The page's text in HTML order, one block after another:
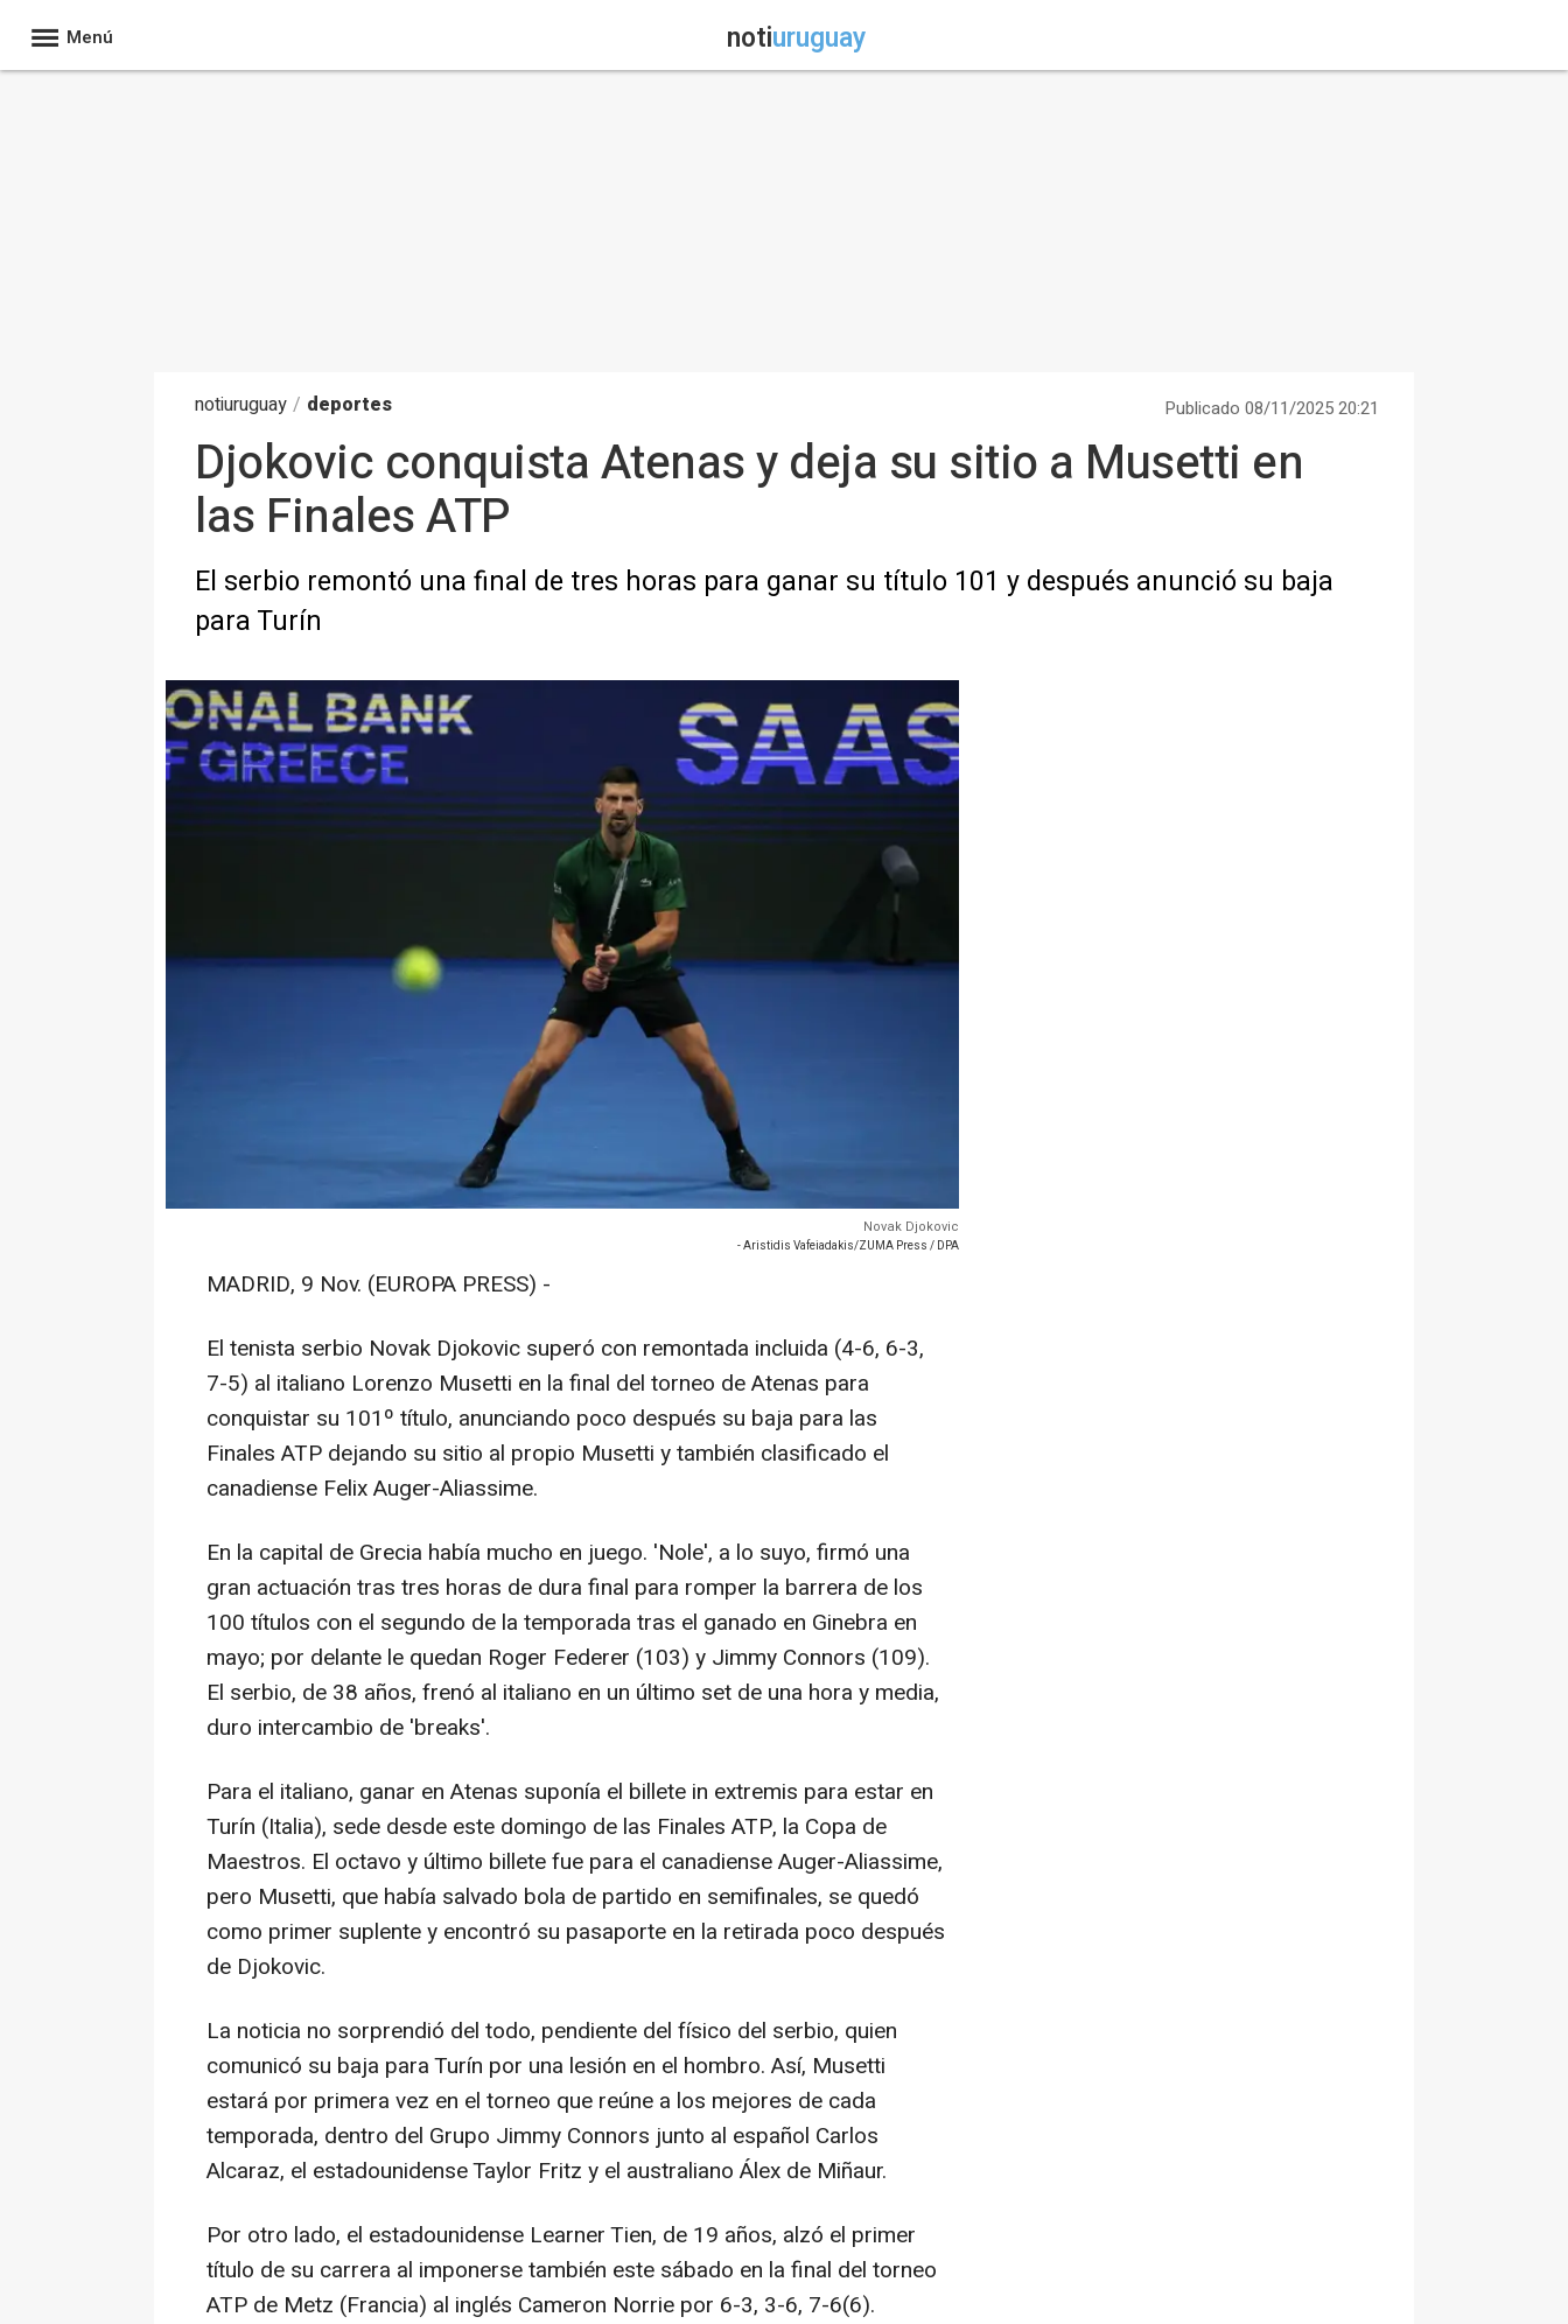
Menú notiuruguay
notiuruguay / deportes Publicado 08/11/2025 20:21
Djokovic conquista Atenas y deja su sitio a Musetti en
las Finales ATP
El serbio remontó una final de tres horas para ganar su título 101 y después anunció su baja
para Turín
Novak Djokovic
- Aristidis Vafeiadakis/ZUMA Press / DPA
MADRID, 9 Nov. (EUROPA PRESS) -
El tenista serbio Novak Djokovic superó con remontada incluida (4-6, 6-3,
7-5) al italiano Lorenzo Musetti en la final del torneo de Atenas para
conquistar su 101º título, anunciando poco después su baja para las
Finales ATP dejando su sitio al propio Musetti y también clasificado el
canadiense Felix Auger-Aliassime.
En la capital de Grecia había mucho en juego. 'Nole', a lo suyo, firmó una
gran actuación tras tres horas de dura final para romper la barrera de los
100 títulos con el segundo de la temporada tras el ganado en Ginebra en
mayo; por delante le quedan Roger Federer (103) y Jimmy Connors (109).
El serbio, de 38 años, frenó al italiano en un último set de una hora y media,
duro intercambio de 'breaks'.
Para el italiano, ganar en Atenas suponía el billete in extremis para estar en
Turín (Italia), sede desde este domingo de las Finales ATP, la Copa de
Maestros. El octavo y último billete fue para el canadiense Auger-Aliassime,
pero Musetti, que había salvado bola de partido en semifinales, se quedó
como primer suplente y encontró su pasaporte en la retirada poco después
de Djokovic.
La noticia no sorprendió del todo, pendiente del físico del serbio, quien
comunicó su baja para Turín por una lesión en el hombro. Así, Musetti
estará por primera vez en el torneo que reúne a los mejores de cada
temporada, dentro del Grupo Jimmy Connors junto al español Carlos
Alcaraz, el estadounidense Taylor Fritz y el australiano Álex de Miñaur.
Por otro lado, el estadounidense Learner Tien, de 19 años, alzó el primer
título de su carrera al imponerse también este sábado en la final del torneo
ATP de Metz (Francia) al inglés Cameron Norrie por 6-3, 3-6, 7-6(6).